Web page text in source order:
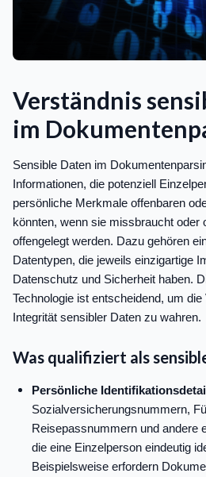
Verständnis
im
Sensible Daten im
Informationen, die potenziell
persönliche Merkmale offenbaren
könnten, wenn sie missbraucht oder
offengelegt werden. Dazu gehören
Datentypen, die jeweils einzigartige
Datenschutz und Sicherheit haben.
Technologie ist entscheidend, um
Integrität sensibler Daten zu wahren.
Was qualifiziert als
Persönliche
Sozialversicherungsnummern,
Reisepassnummern und andere
die eine Einzelperson eindeutig
Beispielsweise erfordern